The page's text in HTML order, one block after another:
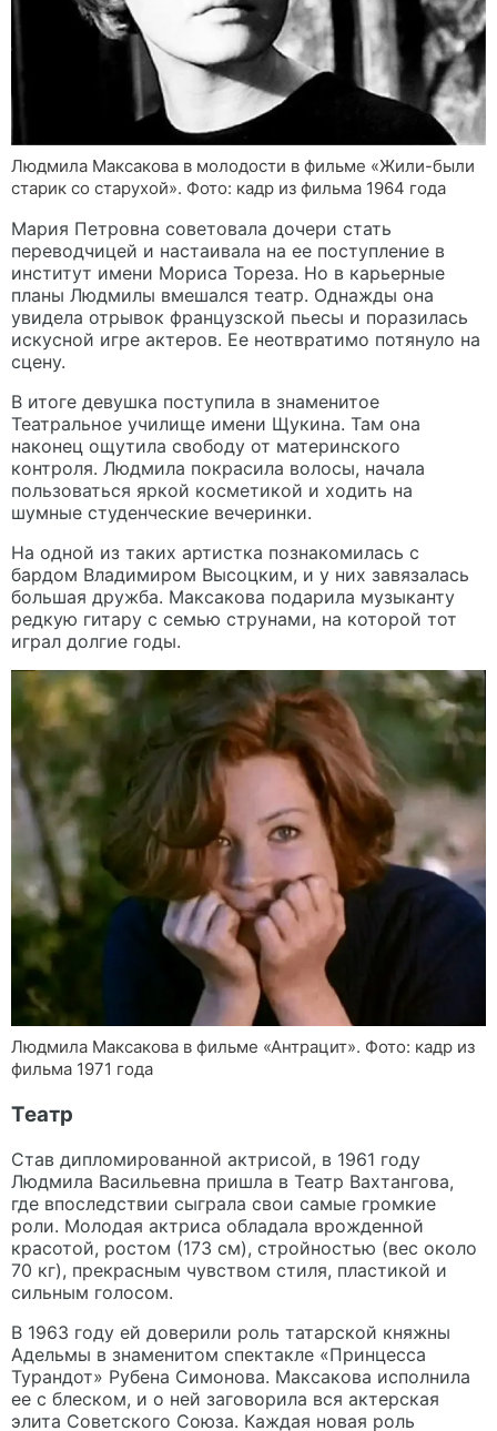
Людмила Максакова в молодости в фильме «Жили-были
старик со старухой». Фото: кадр из фильма 1964 года
Мария Петровна советовала дочери стать
переводчицей и настаивала на ее поступление в
институт имени Мориса Тореза. Но в карьерные
планы Людмилы вмешался театр. Однажды она
увидела отрывок французской пьесы и поразилась
искусной игре актеров. Ее неотвратимо потянуло на
сцену.
В итоге девушка поступила в знаменитое
Театральное училище имени Щукина. Там она
наконец ощутила свободу от материнского
контроля. Людмила покрасила волосы, начала
пользоваться яркой косметикой и ходить на
шумные студенческие вечеринки.
На одной из таких артистка познакомилась с
бардом Владимиром Высоцким, и у них завязалась
большая дружба. Максакова подарила музыканту
редкую гитару с семью струнами, на которой тот
играл долгие годы.
Людмила Максакова в фильме «Антрацит». Фото: кадр из
фильма 1971 года
Театр
Став дипломированной актрисой, в 1961 году
Людмила Васильевна пришла в Театр Вахтангова,
где впоследствии сыграла свои самые громкие
роли. Молодая актриса обладала врожденной
красотой, ростом (173 см), стройностью (вес около
70 кг), прекрасным чувством стиля, пластикой и
сильным голосом.
В 1963 году ей доверили роль татарской княжны
Адельмы в знаменитом спектакле «Принцесса
Турандот» Рубена Симонова. Максакова исполнила
ее с блеском, и о ней заговорила вся актерская
элита Советского Союза. Каждая новая роль